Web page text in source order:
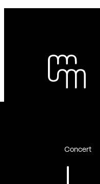
Pied de page
Concert